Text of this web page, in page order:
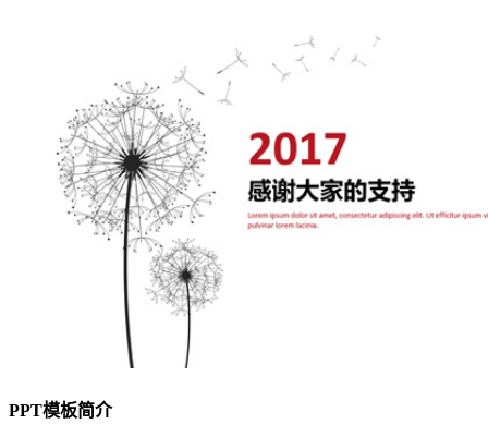
PPT模板简介